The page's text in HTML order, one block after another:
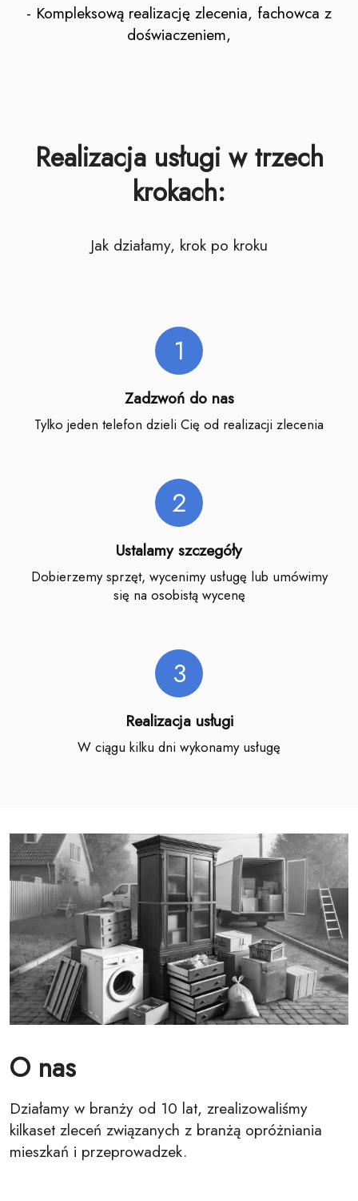
- Kompleksową realizację zlecenia, fachowca z
doświaczeniem,
Realizacja usługi w trzech
krokach:
Jak działamy, krok po kroku
1
Zadzwoń do nas
Tylko jeden telefon dzieli Cię od realizacji zlecenia
2
Ustalamy szczegóły
Dobierzemy sprzęt, wycenimy usługę lub umówimy
się na osobistą wycenę
3
Realizacja usługi
W ciągu kilku dni wykonamy usługę
O nas
Działamy w branży od 10 lat, zrealizowaliśmy
kilkaset zleceń związanych z branżą opróżniania
mieszkań i przeprowadzek.